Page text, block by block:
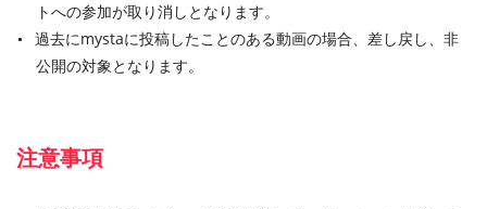
トへの参加が取り消しとなります。
過去にmystaに投稿したことのある動画の場合、差し戻し、非
公開の対象となります。
注意事項